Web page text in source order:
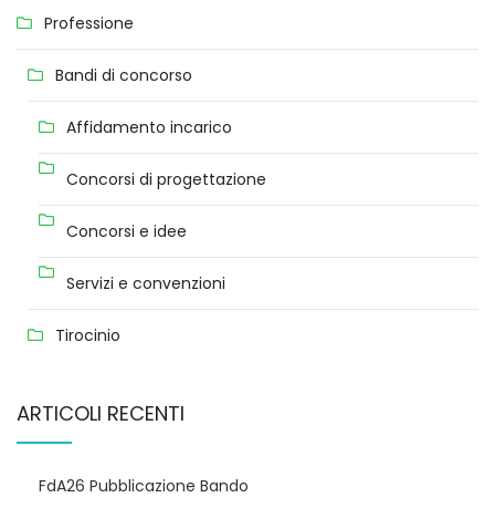
Professione
Bandi di concorso
Affidamento incarico
Concorsi di progettazione
Concorsi e idee
Servizi e convenzioni
Tirocinio
ARTICOLI RECENTI
FdA26 Pubblicazione Bando